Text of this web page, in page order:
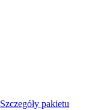
Szczegóły pakietu